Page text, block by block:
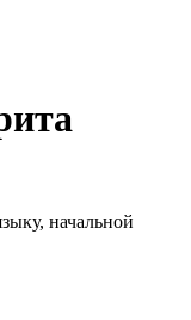
начальной